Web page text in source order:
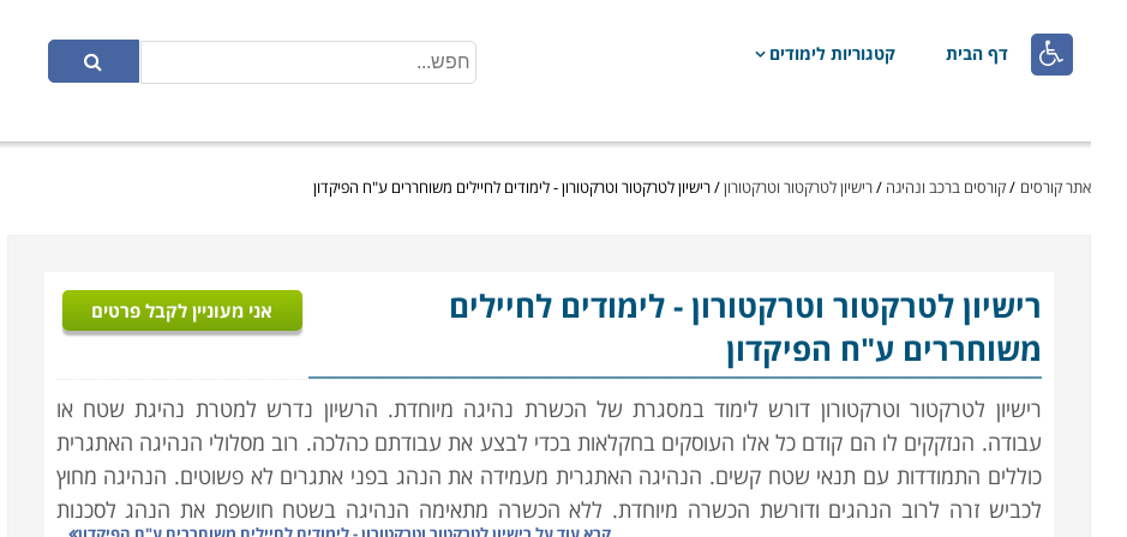
 דף הבית קטגוריות לימודים
אתר קורסים /קורסים ברכב ונהיגה /רישיון לטרקטור וטרקטורון/רישיון לטרקטור וטרקטורון - לימודים לחיילים משוחררים ע"ח הפיקדון
רישיון לטרקטור וטרקטורון- לימודים לחיילים
משוחררים ע"ח הפיקדון
אני מעוניין לקבל פרטים
רישיון לטרקטור וטרקטורון דורש לימוד במסגרת של הכשרת נהיגה מיוחדת. הרשיון נדרש למטרת נהיגת שטח או
עבודה. הנזקקים לו הם קודם כל אלו העוסקים בחקלאות בכדי לבצע את עבודתם כהלכה. רוב מסלולי הנהיגה האתגרית
כוללים התמודדות עם תנאי שטח קשים. הנהיגה האתגרית מעמידה את הנהג בפני אתגרים לא פשוטים. הנהיגה מחוץ
לכביש זרה לרוב הנהגים ודורשת הכשרה מיוחדת. ללא הכשרה מתאימה הנהיגה בשטח חושפת את הנהג לסכנות